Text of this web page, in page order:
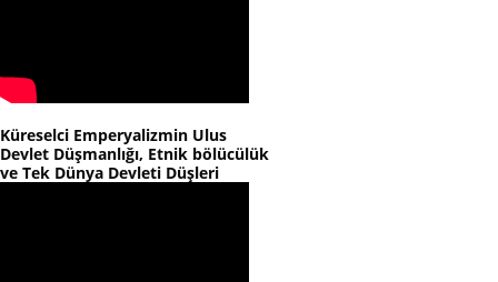
Küreselci Emperyalizmin Ulus
Devlet Düşmanlığı, Etnik bölücülük
ve Tek Dünya Devleti Düşleri